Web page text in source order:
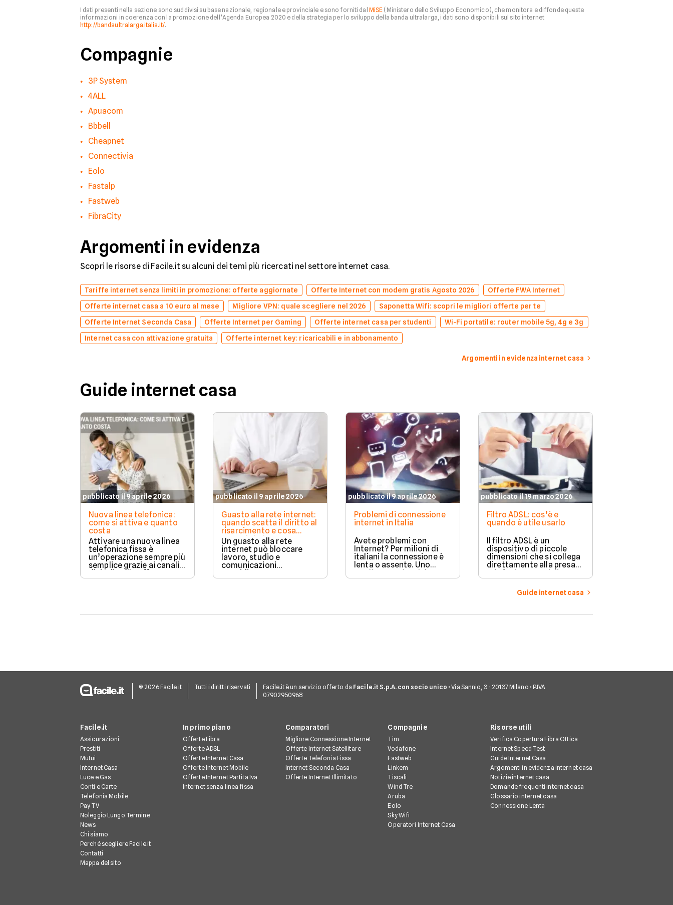
I dati presenti nella sezione sono suddivisi su base nazionale, regionale e provinciale e sono forniti dal MiSE (Ministero dello Sviluppo Economico), che monitora e diffonde queste
informazioni in coerenza con la promozione dell’Agenda Europea 2020 e della strategia per lo sviluppo della banda ultralarga, i dati sono disponibili sul sito internet
http://bandaultralarga.italia.it/.
Compagnie
3P System
4ALL
Apuacom
Bbbell
Cheapnet
Connectivia
Eolo
Fastalp
Fastweb
FibraCity
Argomenti in evidenza
Scopri le risorse di Facile.it su alcuni dei temi più ricercati nel settore internet casa.
Tariffe internet senza limiti in promozione: offerte aggiornate Offerte Internet con modem gratis Agosto 2026
Offerte FWA Internet
Offerte internet casa a 10 euro al mese
Migliore VPN: quale scegliere nel 2026
Saponetta Wifi: scopri le migliori offerte per te
Offerte Internet Seconda Casa
Offerte Internet per Gaming Offerte internet casa per studenti
Wi-Fi portatile: router mobile 5g, 4g e 3g
Internet casa con attivazione gratuita
Offerte internet key: ricaricabili e in abbonamento
Argomenti in evidenza internet casa
Guide internet casa
pubblicato il 9 aprile 2026
Nuova linea telefonica:
come si attiva e quanto
costa
Attivare una nuova linea
telefonica fissa è
un’operazione sempre più
semplice grazie ai canali
digitali e alle offerte
integrate con internet
pubblicato il 9 aprile 2026
Guasto alla rete internet:
quando scatta il diritto al
risarcimento e cosa
prevede la legge
Un guasto alla rete
internet può bloccare
lavoro, studio e
comunicazioni
quotidiane.
Fortunatamente, la legge
disservizi prolungati.
pubblicato il 9 aprile 2026
Problemi di connessione
internet in Italia
Avete problemi con
Internet? Per milioni di
italiani la connessione è
lenta o assente. Uno
studio eseguito dal
Censis in collaborazione
rapporto Censis, che fa
pubblicato il 19 marzo 2026
Filtro ADSL: cos’è e
quando è utile usarlo
Il filtro ADSL è un
dispositivo di piccole
dimensioni che si collega
direttamente alla presa
telefonica per migliorare
la qualità della linea.
Guide internet casa
© 2026 Facile.it Tutti i diritti riservati Facile.it è un servizio offerto da Facile.it S.p.A. con socio unico • Via Sannio, 3 - 20137 Milano • P.IVA
07902950968
Facile.it
Assicurazioni
Prestiti
Mutui
Internet Casa
Luce e Gas
Conti e Carte
Telefonia Mobile
Pay TV
Noleggio Lungo Termine
News
Chi siamo
Perché scegliere Facile.it
Contatti
Mappa del sito
In primo piano
Offerte Fibra
Offerte ADSL
Offerte Internet Casa
Offerte Internet Mobile
Offerte Internet Partita Iva
Internet senza linea fissa
Comparatori
Migliore Connessione Internet
Offerte Internet Satellitare
Offerte Telefonia Fissa
Internet Seconda Casa
Offerte Internet Illimitato
Compagnie
Tim
Vodafone
Fastweb
Linkem
Tiscali
Wind Tre
Aruba
Eolo
Sky Wifi
Operatori Internet Casa
Risorse utili
Verifica Copertura Fibra Ottica
Internet Speed Test
Guide Internet Casa
Argomenti in evidenza internet casa
Notizie internet casa
Domande frequenti internet casa
Glossario internet casa
Connessione Lenta